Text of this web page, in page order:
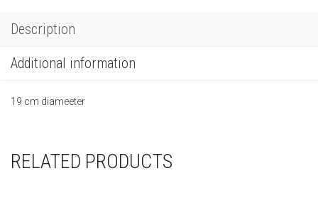
Description
Additional information
19 cm diameeter
RELATED PRODUCTS